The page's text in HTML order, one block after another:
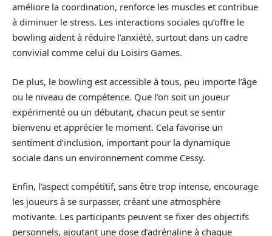
améliore la coordination, renforce les muscles et contribue
à diminuer le stress. Les interactions sociales qu’offre le
bowling aident à réduire l’anxiété, surtout dans un cadre
convivial comme celui du Loisirs Games.
De plus, le bowling est accessible à tous, peu importe l’âge
ou le niveau de compétence. Que l’on soit un joueur
expérimenté ou un débutant, chacun peut se sentir
bienvenu et apprécier le moment. Cela favorise un
sentiment d’inclusion, important pour la dynamique
sociale dans un environnement comme Cessy.
Enfin, l’aspect compétitif, sans être trop intense, encourage
les joueurs à se surpasser, créant une atmosphère
motivante. Les participants peuvent se fixer des objectifs
personnels, ajoutant une dose d’adrénaline à chaque